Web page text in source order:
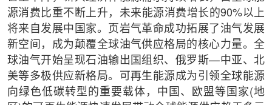
源消费比重不断上升，未来能源消费增长的90%以上
将来自发展中国家。页岩气革命成功拓展了油气发展
新空间，成为颠覆全球油气供应格局的核心力量。全
球油气开始呈现石油输出国组织、俄罗斯—中亚、北
美等多极供应新格局。可再生能源成为引领全球能源
向绿色低碳转型的重要载体，中国、欧盟等国家(地